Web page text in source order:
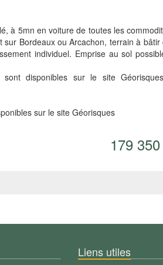
à 5mn en voiture de toutes les
Bordeaux ou Arcachon, terrain à bâtir
individuel. Emprise au sol
disponibles sur le site
sur le site Géorisques
179
Liens utiles